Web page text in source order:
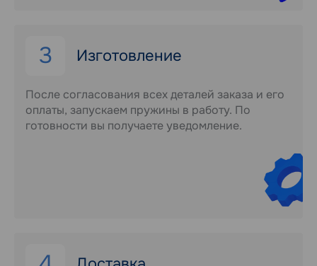
3 Изготовление
После согласования всех деталей заказа и его
оплаты, запускаем пружины в работу. По
готовности вы получаете уведомление.